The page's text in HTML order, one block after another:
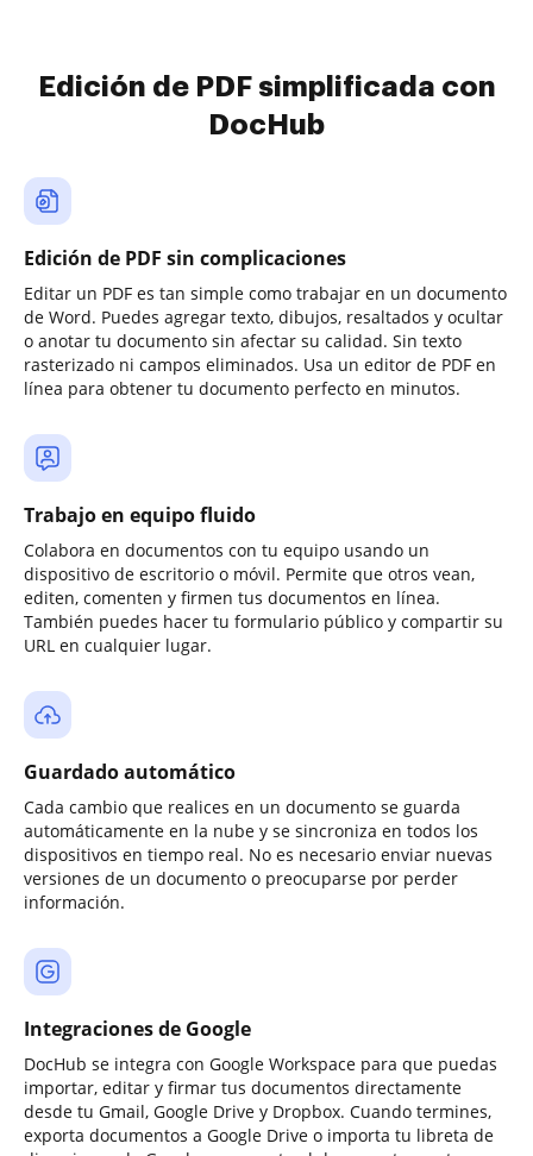
Edición de PDF simplificada con
DocHub
Edición de PDF sin complicaciones
Editar un PDF es tan simple como trabajar en un documento
de Word. Puedes agregar texto, dibujos, resaltados y ocultar
o anotar tu documento sin afectar su calidad. Sin texto
rasterizado ni campos eliminados. Usa un editor de PDF en
línea para obtener tu documento perfecto en minutos.
Trabajo en equipo fluido
Colabora en documentos con tu equipo usando un
dispositivo de escritorio o móvil. Permite que otros vean,
editen, comenten y firmen tus documentos en línea.
También puedes hacer tu formulario público y compartir su
URL en cualquier lugar.
Guardado automático
Cada cambio que realices en un documento se guarda
automáticamente en la nube y se sincroniza en todos los
dispositivos en tiempo real. No es necesario enviar nuevas
versiones de un documento o preocuparse por perder
información.
Integraciones de Google
DocHub se integra con Google Workspace para que puedas
importar, editar y firmar tus documentos directamente
desde tu Gmail, Google Drive y Dropbox. Cuando termines,
exporta documentos a Google Drive o importa tu libreta de